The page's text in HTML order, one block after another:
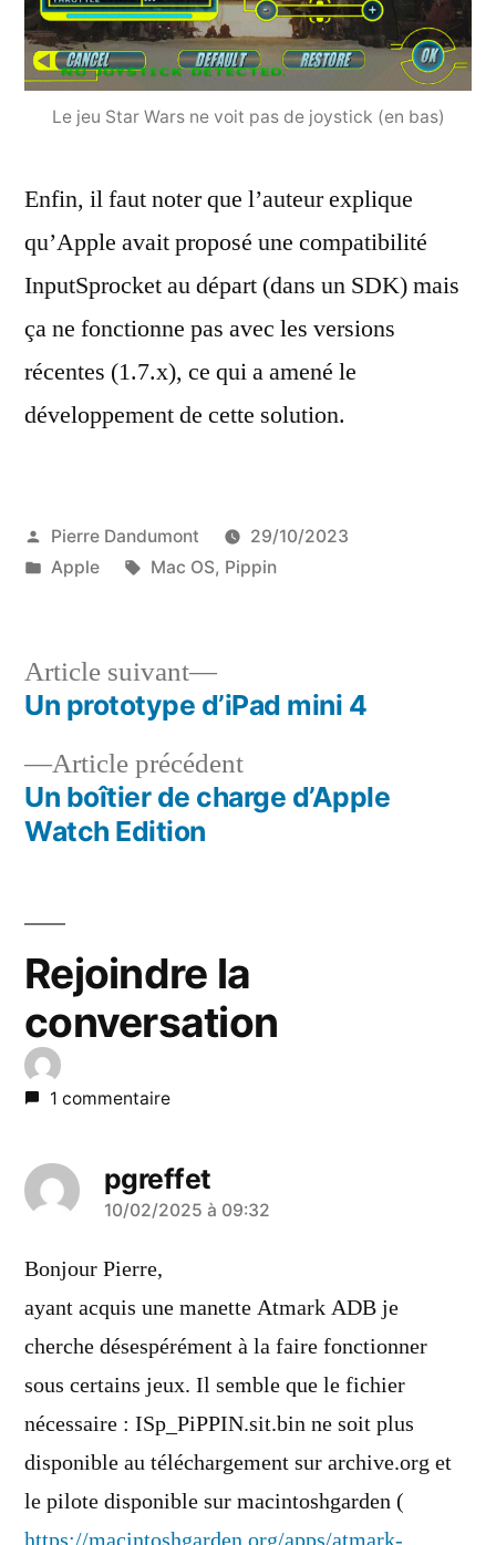
Le jeu Star Wars ne voit pas de joystick (en bas)
Enfin, il faut noter que l’auteur explique
qu’Apple avait proposé une compatibilité
InputSprocket au départ (dans un SDK) mais
ça ne fonctionne pas avec les versions
récentes (1.7.x), ce qui a amené le
développement de cette solution.
Publié
par
Pierre Dandumont
29/10/2023
Publié
Apple Étiquettes :
Mac OS, Pippin
Navigation
de
l’article
Article précédentArticle
précédent :
Un boîtier de charge d’Apple
Watch Edition
Article suivant
Article
suivant :
Un prototype d’iPad mini 4
Rejoindre la
conversation
1 commentaire
pgreffet
a
dit :
10/02/2025 à 09:32
Bonjour Pierre,
ayant acquis une manette Atmark ADB je
cherche désespérément à la faire fonctionner
sous certains jeux. Il semble que le fichier
nécessaire : ISp_PiPPIN.sit.bin ne soit plus
disponible au téléchargement sur archive.org et
le pilote disponible sur macintoshgarden (